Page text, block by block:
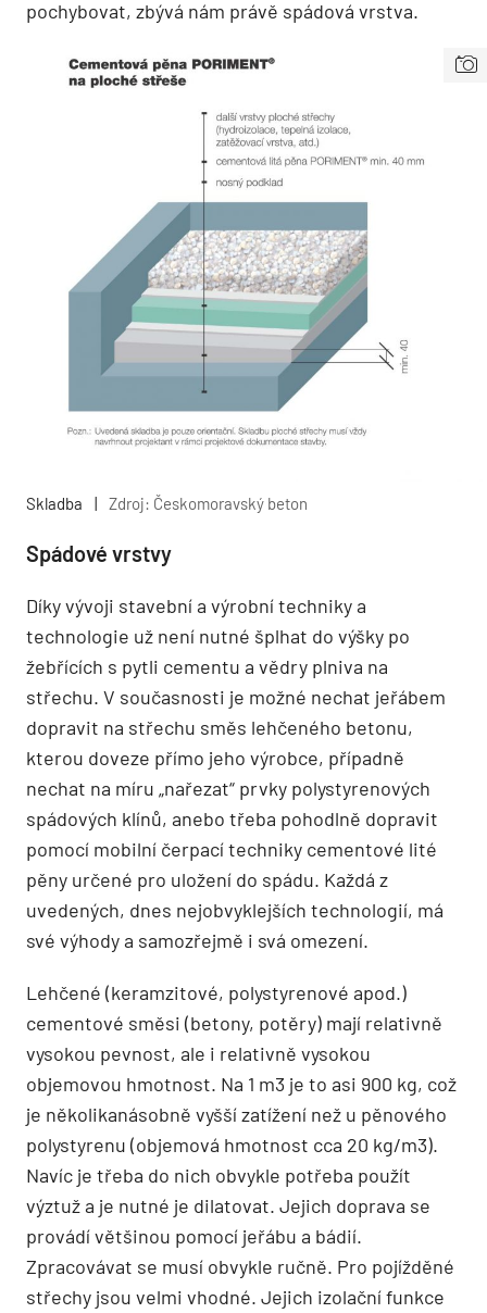
pochybovat, zbývá nám právě spádová vrstva.
Skladba | Zdroj: Českomoravský beton
Spádové vrstvy
Díky vývoji stavební a výrobní techniky a
technologie už není nutné šplhat do výšky po
žebřících s pytli cementu a vědry plniva na
střechu. V současnosti je možné nechat jeřábem
dopravit na střechu směs lehčeného betonu,
kterou doveze přímo jeho výrobce, případně
nechat na míru „nařezat“ prvky polystyrenových
spádových klínů, anebo třeba pohodlně dopravit
pomocí mobilní čerpací techniky cementové lité
pěny určené pro uložení do spádu. Každá z
uvedených, dnes nejobvyklejších technologií, má
své výhody a samozřejmě i svá omezení.
Lehčené (keramzitové, polystyrenové apod.)
cementové směsi (betony, potěry) mají relativně
vysokou pevnost, ale i relativně vysokou
objemovou hmotnost. Na 1 m3 je to asi 900 kg, což
je několikanásobně vyšší zatížení než u pěnového
polystyrenu (objemová hmotnost cca 20 kg/m3).
Navíc je třeba do nich obvykle potřeba použít
výztuž a je nutné je dilatovat. Jejich doprava se
provádí většinou pomocí jeřábu a bádií.
Zpracovávat se musí obvykle ručně. Pro pojížděné
střechy jsou velmi vhodné. Jejich izolační funkce